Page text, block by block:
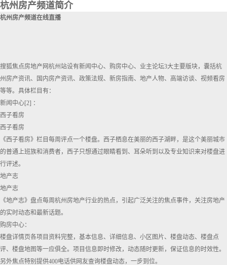
杭州房产频道简介
杭州房产频道在线直播
搜狐焦点房地产网杭州站设有新闻中心、购房中心、业主论坛3大主要版块，囊括杭
州房产资讯、国内房产资讯、政策法规、新房指南、地产人物、高端访谈、视频看房
等等。具体栏目有：
新闻中心[2] ：
西子看房
西子看房
《西子看房》栏目每周评点一个楼盘。西子栖息在美丽的西子湖畔，是这个美丽城市
的普通上班族和消费者，西子只想通过眼睛看到、耳朵听到以及专业知识来对楼盘进
行评述。
地产志
地产志
《地产志》盘点每周杭州房地产行业的热点，引起广泛关注的焦点事件，关注房地产
的实时动态和最新话题。
购房中心：
楼盘详情页各项目资料完整，基本信息、详细信息、小区图片、楼盘动态、楼盘点
评、楼盘地图等一应俱全。项目信息即时修改，动态随时更新，保证信息的时效性。
另外焦点特别提供400电话供网友查询楼盘动态，一步到位。